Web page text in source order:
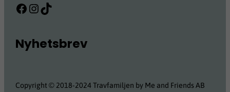
Facebook Instagram TikTok
Nyhetsbrev
Copyright © 2018-2024 Travfamiljen by Me and Friends AB